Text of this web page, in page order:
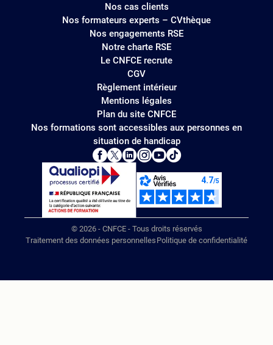
Nos cas clients
Nos formateurs experts – CVthèque
Nos engagements RSE
Notre charte RSE
Le CNFCE recrute
CGV
Règlement intérieur
Mentions légales
Plan du site CNFCE
Nos formations sont accessibles aux personnes en
situation de handicap
© 2026 - CNFCE - Tous droits réservés
Traitement des données personnelles Politique de confidentialité